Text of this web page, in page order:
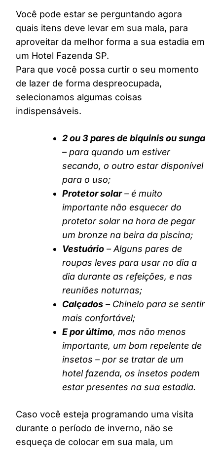
Você pode estar se perguntando agora
quais itens deve levar em sua mala, para
aproveitar da melhor forma a sua estadia em
um Hotel Fazenda SP.
Para que você possa curtir o seu momento
de lazer de forma despreocupada,
selecionamos algumas coisas
indispensáveis.
2 ou 3 pares de biquinis ou sunga
– para quando um estiver
secando, o outro estar disponível
para o uso;
Protetor solar– é muito
importante não esquecer do
protetor solar na hora de pegar
um bronze na beira da piscina;
Vestuário – Alguns pares de
roupas leves para usar no dia a
dia durante as refeições, e nas
reuniões noturnas;
Calçados – Chinelo para se sentir
mais confortável;
E por último, mas não menos
importante, um bom repelente de
insetos – por se tratar de um
hotel fazenda, os insetos podem
estar presentes na sua estadia.
Caso você esteja programando uma visita
durante o período de inverno, não se
esqueça de colocar em sua mala, um